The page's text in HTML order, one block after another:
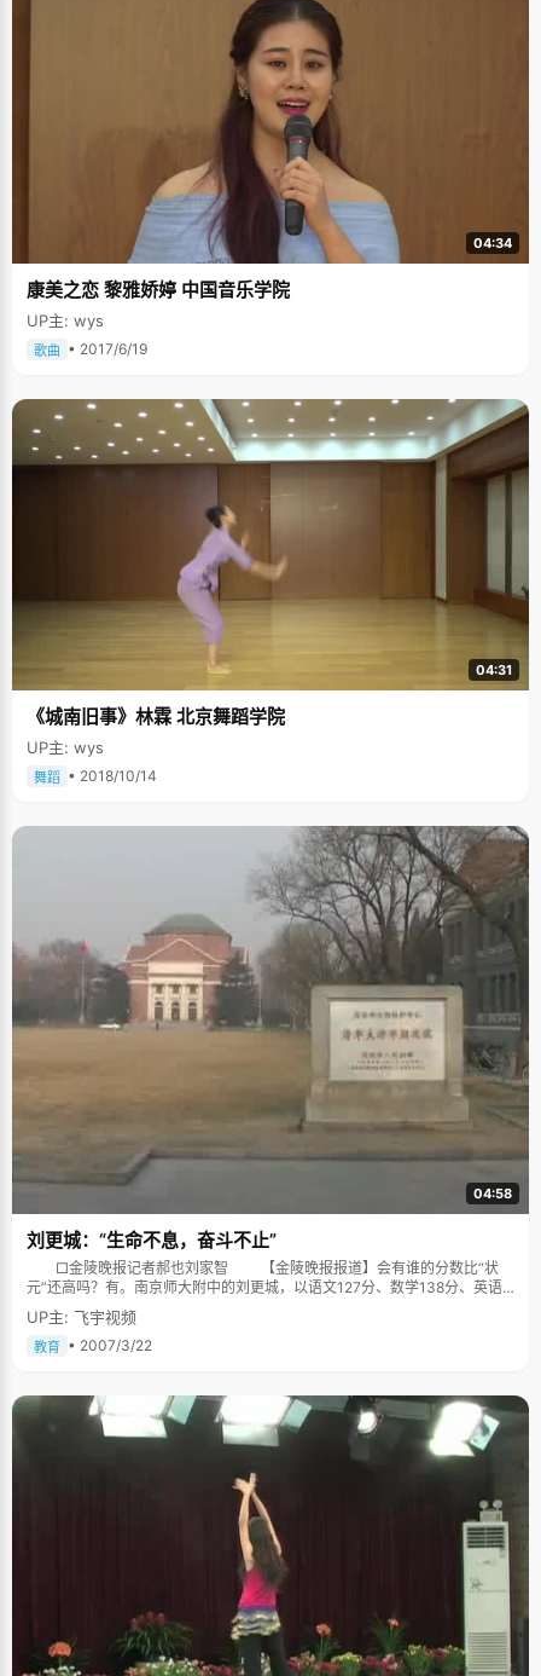
04:34
康美之恋 黎雅娇婷 中国音乐学院
UP主: wys
歌曲 • 2017/6/19
04:31
《城南旧事》林霖 北京舞蹈学院
UP主: wys
舞蹈 • 2018/10/14
04:58
刘更城：“生命不息，奋斗不止”
□金陵晚报记者郝也刘家智 【金陵晚报报道】会有谁的分数比“状
元”还高吗？有。南京师大附中的刘更城，以语文127分、数学138分、英语
143分、物理144分、化学148分，拿到总分700分，比省“状元”黄梦娜还高
8分。因为他是清华大学保送生，虽然参加了高考，但高考成绩不参加江苏省
普通高考考生排名，所以他的老师和同学都叫他“无冕之王”。 “刘更城不
中，刘更城的笔试、面试总成绩位居榜首，在参加考试的340名学生中，一
举摘得江、浙、沪三省（市）状元。所以在高考前，他已经拿到了清华大学
自动化系的录取通知书。 在南京师大附中校园里，刘更城是一个几乎所
有师生都耳熟能详的名字。因为在高中3年里，他取得的成绩实在令人侧目。
2004年获得全国高中学生化学竞赛江苏赛区一等奖（有保送资格）、2005
年获全国高中学生物理竞赛江苏赛区一等奖（有保送资格）、2005年获全国
高中学生数学联赛江苏赛区一等奖…… 刘更城是泰兴张桥人，初中就读
于张桥中学，初升高时被南京师大附中省招班录取。刘更城认为，自己的成
功得益于儿时养成的良好习惯，得益于父母严格而孜孜不倦的教诲。他的父
亲是一名退休小学教师，母亲在家务农。 这个家庭没有给他物质的享
受，但父母对他的要求却让他受益终身。 刚入学时，父亲对他写字方面
要求特别严格，手把手地教了他整整3年。刘更城说，父亲不光让他写出了一
手好字，更让他养成了“对待学习的一种态度，一种追求卓越、精益求精的精
神”。 来到附中后，刘更城如鱼得水。他积极参加体育节、科技节、合唱
UP主: 飞宇视频
教育 • 2007/3/22